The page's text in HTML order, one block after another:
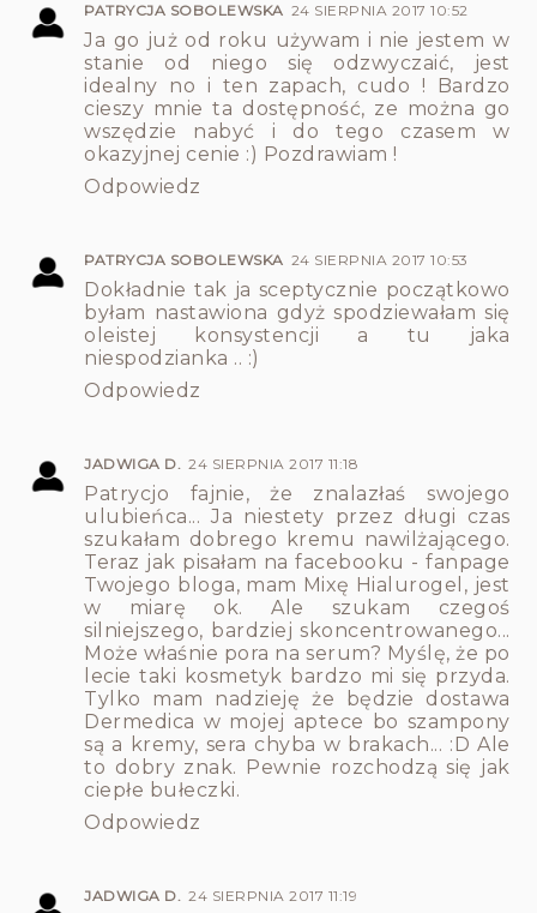
PATRYCJA SOBOLEWSKA 24 SIERPNIA 2017 10:52
Ja go już od roku używam i nie jestem w
stanie od niego się odzwyczaić, jest
idealny no i ten zapach, cudo ! Bardzo
cieszy mnie ta dostępność, ze można go
wszędzie nabyć i do tego czasem w
okazyjnej cenie :) Pozdrawiam !
Odpowiedz
PATRYCJA SOBOLEWSKA 24 SIERPNIA 2017 10:53
Dokładnie tak ja sceptycznie początkowo
byłam nastawiona gdyż spodziewałam się
oleistej konsystencji a tu jaka
niespodzianka .. :)
Odpowiedz
JADWIGA D. 24 SIERPNIA 2017 11:18
Patrycjo fajnie, że znalazłaś swojego
ulubieńca... Ja niestety przez długi czas
szukałam dobrego kremu nawilżającego.
Teraz jak pisałam na facebooku - fanpage
Twojego bloga, mam Mixę Hialurogel, jest
w miarę ok. Ale szukam czegoś
silniejszego, bardziej skoncentrowanego...
Może właśnie pora na serum? Myślę, że po
lecie taki kosmetyk bardzo mi się przyda.
Tylko mam nadzieję że będzie dostawa
Dermedica w mojej aptece bo szampony
są a kremy, sera chyba w brakach... :D Ale
to dobry znak. Pewnie rozchodzą się jak
ciepłe bułeczki.
Odpowiedz
JADWIGA D. 24 SIERPNIA 2017 11:19